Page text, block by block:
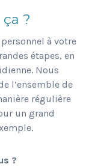
?
personnel à votre
étapes, en
Nous
l’ensemble de
régulière
un grand
?